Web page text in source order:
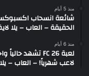
منذ 5 أيام
الحقيقة – العاب – يلا
منذ 6 أيام
لاعب شهرياً! – العاب –